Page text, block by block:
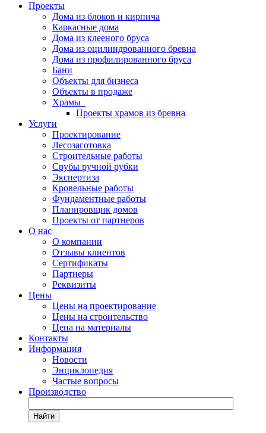
Проекты
Дома из блоков и кирпича
Каркасные дома
Дома из клееного бруса
Дома из оцилиндрованного бревна
Дома из профилированного бруса
Бани
Объекты для бизнеса
Объекты в продаже
Храмы
Проекты храмов из бревна
Услуги
Проектирование
Лесозаготовка
Строительные работы
Срубы ручной рубки
Экспертиза
Кровельные работы
Фундаментные работы
Планировщик домов
Проекты от партнеров
О нас
О компании
Отзывы клиентов
Сертификаты
Партнеры
Реквизиты
Цены
Цены на проектирование
Цены на строительство
Цена на материалы
Контакты
Информация
Новости
Энциклопедия
Частые вопросы
Производство
Найти